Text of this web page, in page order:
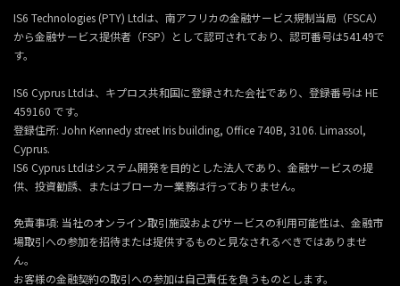
IS6 Technologies (PTY) Ltdは、南アフリカの金融サービス規制当局（FSCA）
から金融サービス提供者（FSP）として認可されており、認可番号は54149で
す。
IS6 Cyprus Ltdは、キプロス共和国に登録された会社であり、登録番号は HE
459160 です。
登録住所: John Kennedy street Iris building, Office 740B, 3106. Limassol,
Cyprus.
IS6 Cyprus Ltdはシステム開発を目的とした法人であり、金融サービスの提
供、投資勧誘、またはブローカー業務は行っておりません。
免責事項: 当社のオンライン取引施設およびサービスの利用可能性は、金融市
場取引への参加を招待または提供するものと見なされるべきではありませ
ん。
お客様の金融契約の取引への参加は自己責任を負うものとします。